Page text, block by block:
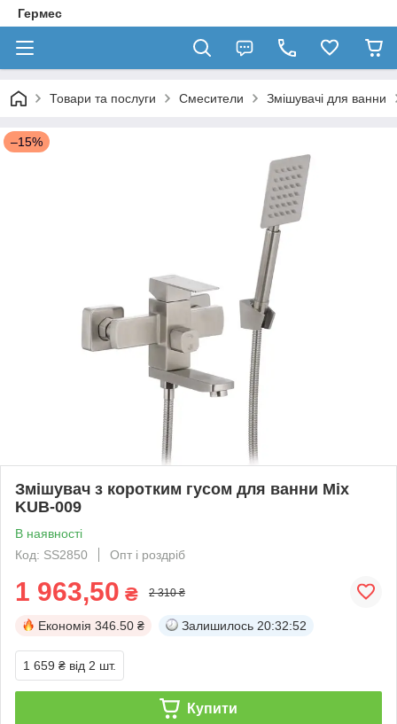
Гермес
Товари та послуги Смесители Змішувачі для ванни
–15%
Змішувач з коротким гусом для ванни Mix
KUB-009
В наявності
Код: SS2850
Опт і роздріб
1 963,50 ₴ 2 310 ₴
Економія 346.50 ₴ Залишилось 20:32:52
1 659 ₴ від 2 шт.
Купити